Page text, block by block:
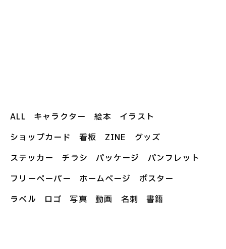
ALL キャラクター 絵本
イラスト
ショップカード
看板 ZINE
グッズ
ステッカー
チラシ パッケージ
パンフレット
フリーペーパー
ホームページ
ポスター
ラベル
ロゴ 写真 動画 名刺 書籍